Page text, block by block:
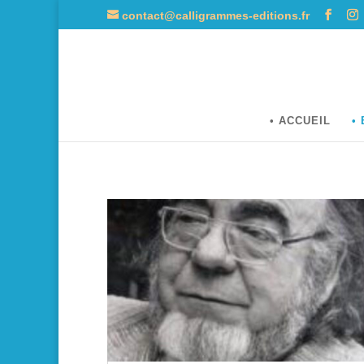
contact@calligrammes-editions.fr
• ACCUEIL •